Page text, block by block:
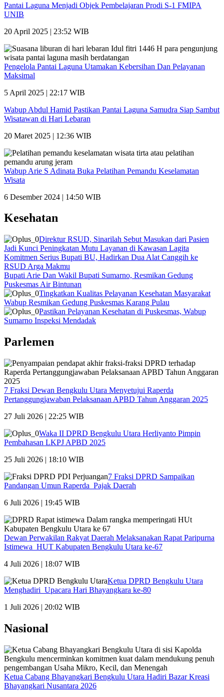
Pantai Laguna Menjadi Objek Pembelajaran Prodi S-1 FMIPA
UNIB
20 April 2025 | 23:52 WIB
Pengelola Pantai Laguna Utamakan Kebersihan Dan Pelayanan
Maksimal
5 April 2025 | 22:17 WIB
Wabup Abdul Hamid Pastikan Pantai Laguna Samudra Siap Sambut
Wisatawan di Hari Lebaran
20 Maret 2025 | 12:36 WIB
Wabup Arie S Adinata Buka Pelatihan Pemandu Keselamatan
Wisata
6 Desember 2024 | 14:50 WIB
Kesehatan
Direktur RSUD, Sinarilah Sebut Masukan dari Pasien
Jadi Kunci Peningkatan Mutu Layanan di Kawasan Lagita
Komitmen Serius Bupati BU, Hadirkan Dua Alat Canggih ke
RSUD Arga Makmu
Bupati Arie Dan Wakil Bupati Sumarno, Resmikan Gedung
Puskesmas Air Bintunan
Tingkatkan Kualitas Pelayanan Kesehatan Masyarakat
Wabup Resmikan Gedung Puskesmas Karang Pulau
Pastikan Pelayanan Kesehatan di Puskesmas, Wabup
Sumarno Inspeksi Mendadak
Parlemen
7 Fraksi Dewan Bengkulu Utara Menyetujui Raperda
Pertanggungjawaban Pelaksanaan APBD Tahun Anggaran 2025
27 Juli 2026 | 22:25 WIB
Waka II DPRD Bengkulu Utara Herliyanto Pimpin
Pembahasan LKPJ APBD 2025
25 Juli 2026 | 18:10 WIB
7 Fraksi DPRD Sampaikan
Pandangan Umun Raperda Pajak Daerah
6 Juli 2026 | 19:45 WIB
Dewan Perwakilan Rakyat Daerah Melaksanakan Rapat Paripurna
Istimewa HUT Kabupaten Bengkulu Utara ke-67
4 Juli 2026 | 18:07 WIB
Ketua DPRD Bengkulu Utara
Menghadiri Upacara Hari Bhayangkara ke-80
1 Juli 2026 | 20:02 WIB
Nasional
Ketua Cabang Bhayangkari Bengkulu Utara Hadiri Bazar Kreasi
Bhayangkari Nusantara 2026